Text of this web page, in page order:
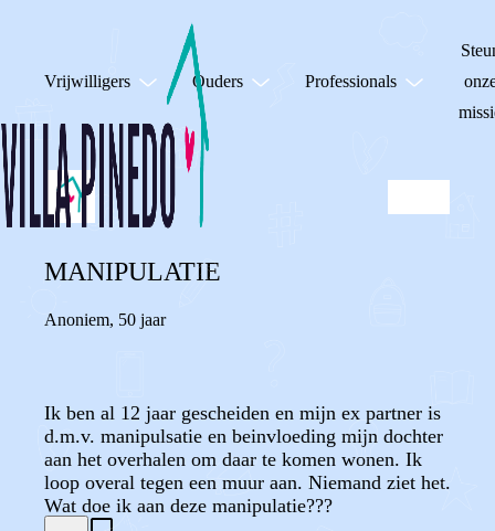
Vrijwilligers Ouders Professionals
MANIPULATIE
Anoniem, 50 jaar
Ik ben al 12 jaar gescheiden en mijn ex partner is
d.m.v. manipulsatie en beinvloeding mijn dochter
aan het overhalen om daar te komen wonen. Ik
loop overal tegen een muur aan. Niemand ziet het.
Wat doe ik aan deze manipulatie???